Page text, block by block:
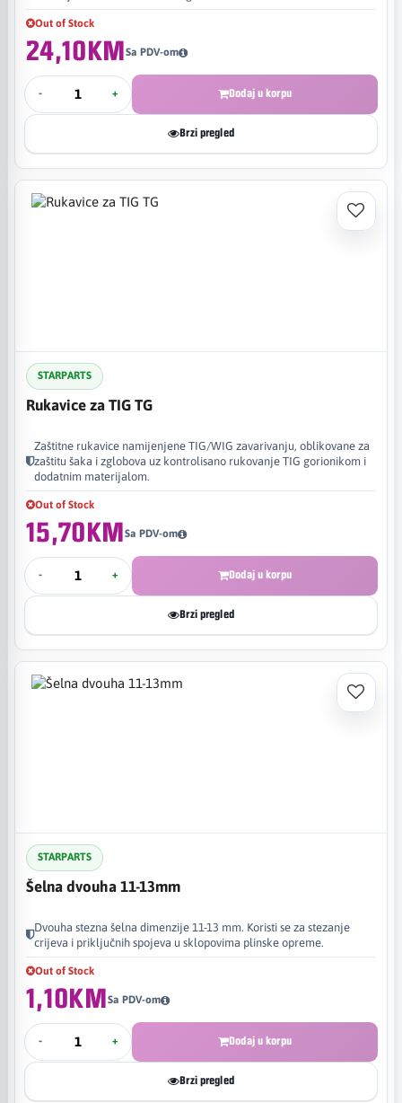
Out of Stock
24,10KMSa PDV-om
- + Dodaj u korpu
Brzi pregled
STARPARTS
Rukavice za TIG TG
Zaštitne rukavice namijenjene TIG/WIG zavarivanju, oblikovane za
zaštitu šaka i zglobova uz kontrolisano rukovanje TIG gorionikom i
dodatnim materijalom.
Out of Stock
15,70KMSa PDV-om
- + Dodaj u korpu
Brzi pregled
STARPARTS
Šelna dvouha 11-13mm
Dvouha stezna šelna dimenzije 11-13 mm. Koristi se za stezanje
crijeva i priključnih spojeva u sklopovima plinske opreme.
Out of Stock
1,10KMSa PDV-om
- + Dodaj u korpu
Brzi pregled